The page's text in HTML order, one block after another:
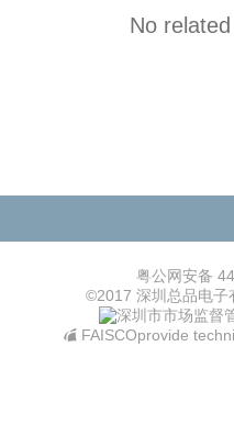
No
粤公网安备
©2017 深圳总品电子
FAISCOprovide